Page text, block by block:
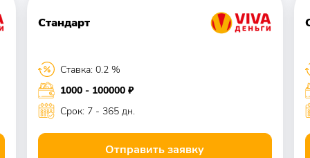
Стандарт
Ставка: 0.2 %
1000 - 100000 ₽
Срок: 7 - 365 дн.
Отправить заявку